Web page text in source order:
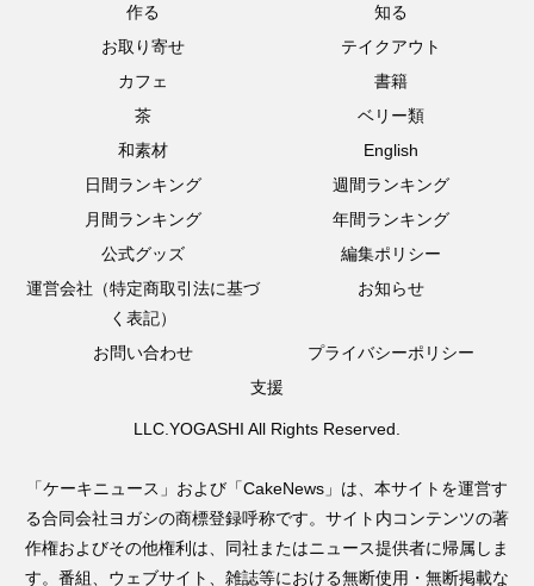
作る
知る
お取り寄せ
テイクアウト
カフェ
書籍
茶
ベリー類
和素材
English
日間ランキング
週間ランキング
月間ランキング
年間ランキング
公式グッズ
編集ポリシー
運営会社（特定商取引法に基づ
く表記）
お知らせ
お問い合わせ
プライバシーポリシー
支援
LLC.YOGASHI All Rights Reserved.
「ケーキニュース」および「CakeNews」は、本サイトを運営す
る合同会社ヨガシの商標登録呼称です。サイト内コンテンツの著
作権およびその他権利は、同社またはニュース提供者に帰属しま
す。番組、ウェブサイト、雑誌等における無断使用・無断掲載な